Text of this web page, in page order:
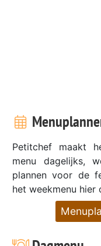
Petitchef maakt
menu dagelijks,
plannen voor de
het weekmenu hier